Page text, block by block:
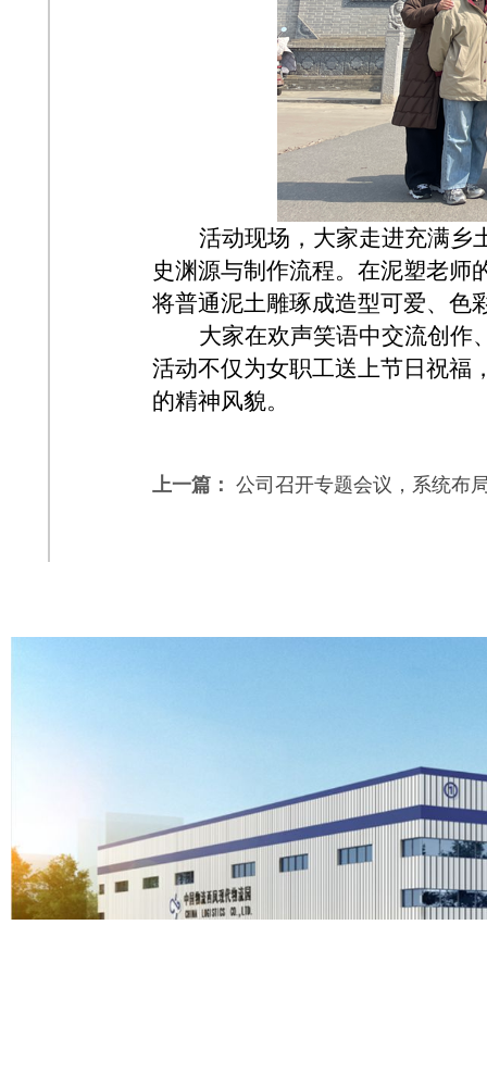
活动现场，大家走进充满乡
史渊源与制作流程。在泥塑老师
将普通泥土雕琢成造型可爱、色
大家在欢声笑语中交流创作
活动不仅为女职工送上节日祝福
的精神风貌。
上一篇： 公司召开专题会议，系统布